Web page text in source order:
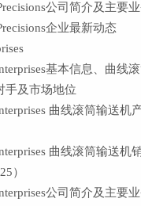
公司简介及主要业
企业最新动态
基本信息、曲线滚
手及市场地位
曲线滚筒输送机
曲线滚筒输送机
）
公司简介及主要业